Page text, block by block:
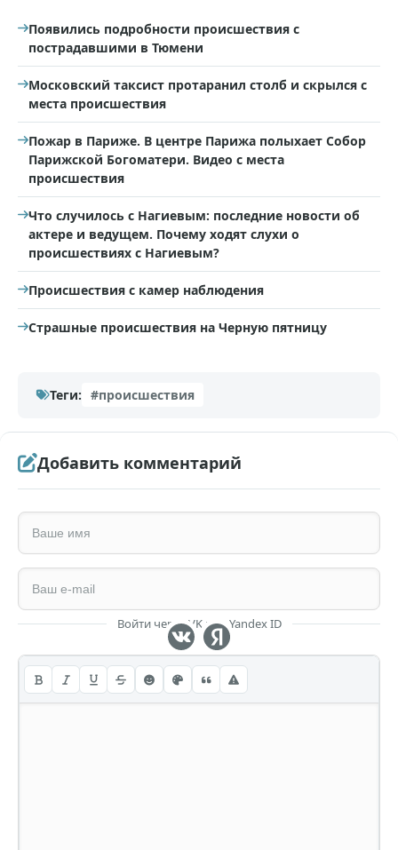
Появились подробности происшествия с
пострадавшими в Тюмени
Московский таксист протаранил столб и скрылся с
места происшествия
Пожар в Париже. В центре Парижа полыхает Собор
Парижской Богоматери. Видео с места
происшествия
Что случилось с Нагиевым: последние новости об
актере и ведущем. Почему ходят слухи о
происшествиях с Нагиевым?
Происшествия с камер наблюдения
Страшные происшествия на Черную пятницу
Теги: #происшествия
Добавить комментарий
Войти через VK или Yandex ID